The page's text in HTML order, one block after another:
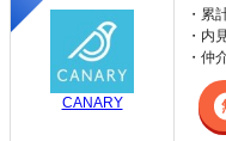
CANARY
・累
・内
・仲